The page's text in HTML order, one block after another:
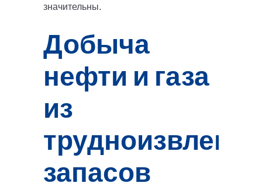
значительны.
Добыча
нефти и газа
из
запасов